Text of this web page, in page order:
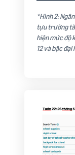
*Hình 2:
tựu trường
hiện mức độ
12 và bậc